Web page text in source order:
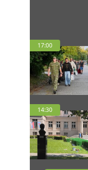
17:00
14:30